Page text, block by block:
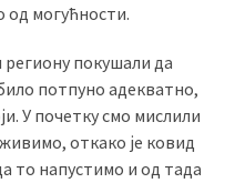
од могућности.
покушали да
потпуно адекватно,
У почетку смо мислили
откако је ковид
то напустимо и од тада